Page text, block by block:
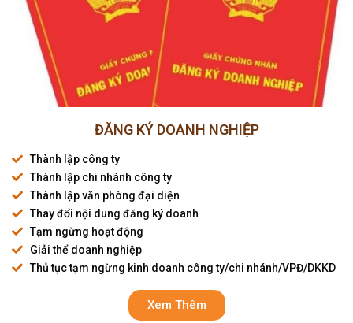
ĐĂNG KÝ DOANH NGHIỆP
Thành lập công ty
Thành lập chi nhánh công ty
Thành lập văn phòng đại diện
Thay đổi nội dung đăng ký doanh
Tạm ngừng hoạt động
Giải thể doanh nghiệp
Thủ tục tạm ngừng kinh doanh công ty/chi nhánh/VPĐ/DKKD
Xem Thêm